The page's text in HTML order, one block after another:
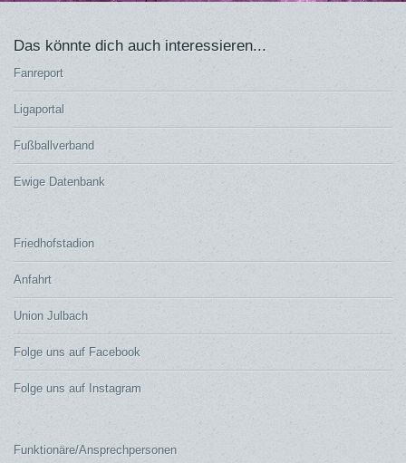
Das könnte dich auch interessieren...
Fanreport
Ligaportal
Fußballverband
Ewige Datenbank
Friedhofstadion
Anfahrt
Union Julbach
Folge uns auf Facebook
Folge uns auf Instagram
Funktionäre/Ansprechpersonen